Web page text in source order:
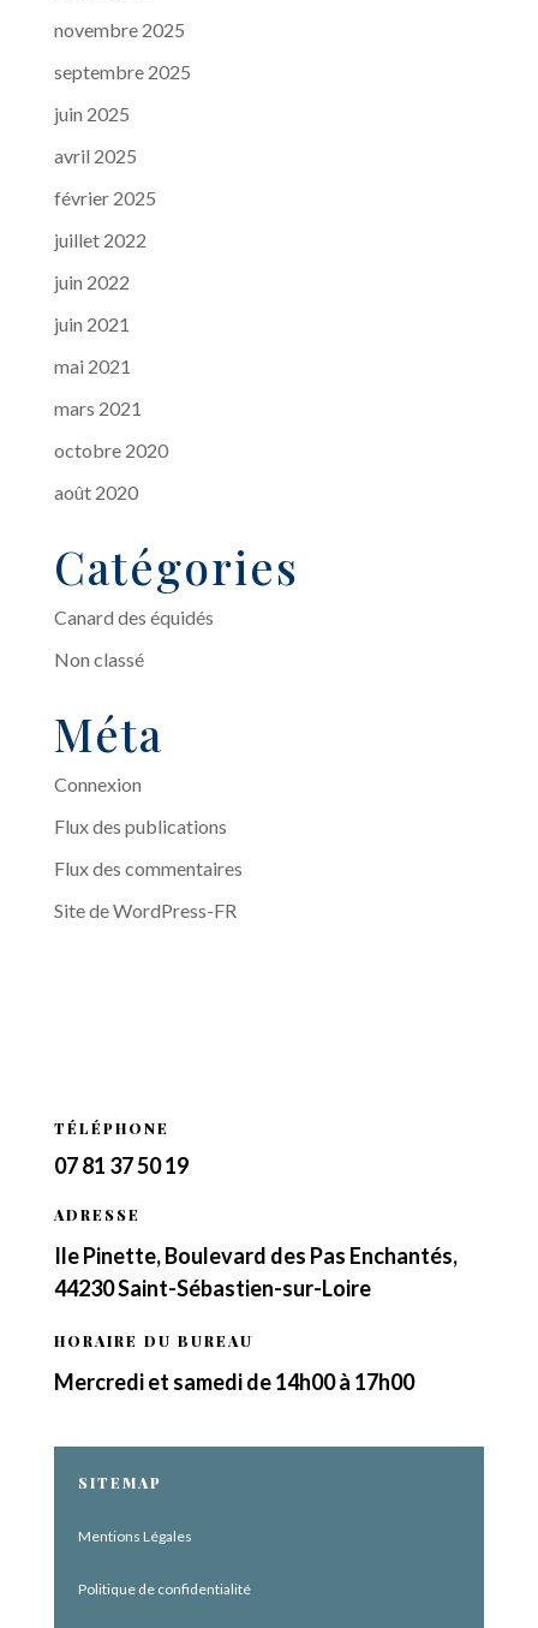
novembre 2025
septembre 2025
juin 2025
avril 2025
février 2025
juillet 2022
juin 2022
juin 2021
mai 2021
mars 2021
octobre 2020
août 2020
Catégories
Canard des équidés
Non classé
Méta
Connexion
Flux des publications
Flux des commentaires
Site de WordPress-FR
TÉLÉPHONE
07 81 37 50 19
ADRESSE
Ile Pinette, Boulevard des Pas Enchantés,
44230 Saint-Sébastien-sur-Loire
HORAIRE DU BUREAU
Mercredi et samedi de 14h00 à 17h00
SITEMAP
Mentions Légales
Politique de confidentialité